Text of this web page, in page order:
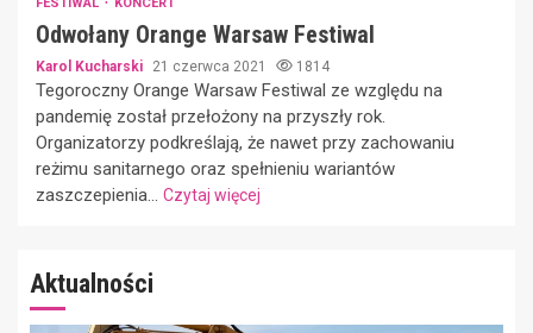
Odwołany Orange Warsaw Festiwal
Karol Kucharski 21 czerwca 2021 1814
Tegoroczny Orange Warsaw Festiwal ze względu na
pandemię został przełożony na przyszły rok.
Organizatorzy podkreślają, że nawet przy zachowaniu
reżimu sanitarnego oraz spełnieniu wariantów
zaszczepienia... Czytaj więcej
Aktualności